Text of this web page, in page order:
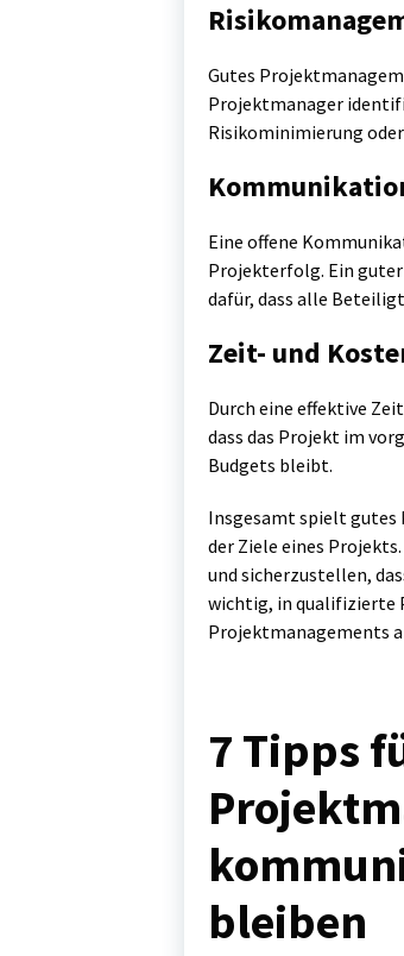
Gutes
Projektmanager
Risikominimierung
Eine offene
Projekterfolg. Ein
dafür, dass alle
Zeit- und
Durch eine effektive
dass das Projekt im
Budgets bleibt.
Insgesamt spielt gutes
der Ziele eines
und sicherzustellen,
wichtig, in qualifizierte
Projektmanagements
7 Tipps
bleiben